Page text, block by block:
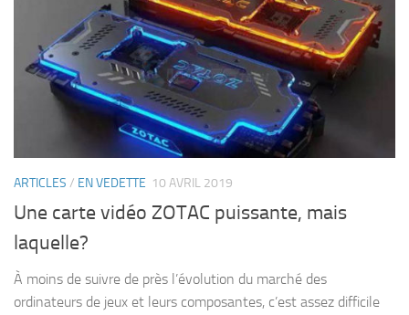
ARTICLES / EN VEDETTE 10 AVRIL 2019
Une carte vidéo ZOTAC puissante, mais
laquelle?
À moins de suivre de près l’évolution du marché des
ordinateurs de jeux et leurs composantes, c’est assez difficile